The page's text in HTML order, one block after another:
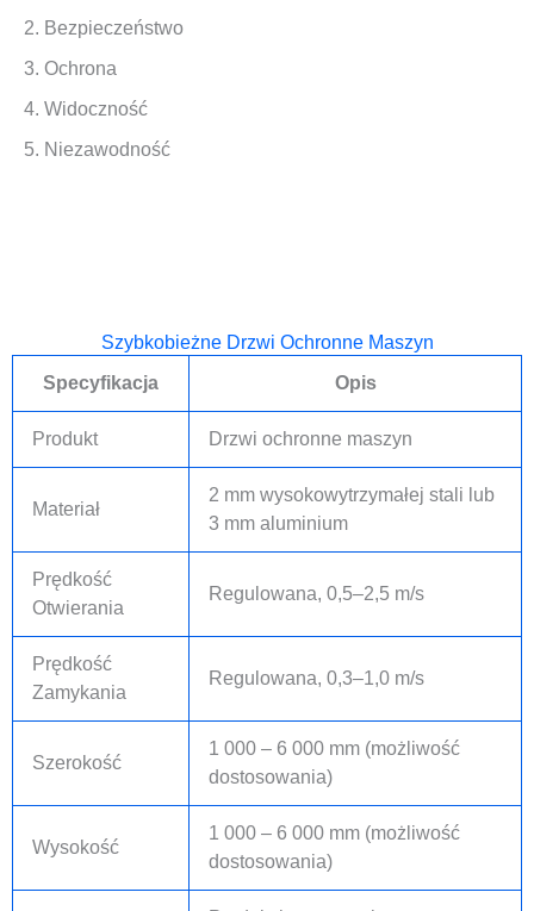
2. Bezpieczeństwo
3. Ochrona
4. Widoczność
5. Niezawodność
Szybkobieżne Drzwi Ochronne Maszyn
Specyfikacja
Opis
Produkt Drzwi ochronne maszyn
Materiał
2 mm wysokowytrzymałej stali lub
3 mm aluminium
Prędkość
Otwierania
Regulowana, 0,5–2,5 m/s
Prędkość
Zamykania
Regulowana, 0,3–1,0 m/s
Szerokość
1 000 – 6 000 mm (możliwość
dostosowania)
Wysokość
1 000 – 6 000 mm (możliwość
dostosowania)